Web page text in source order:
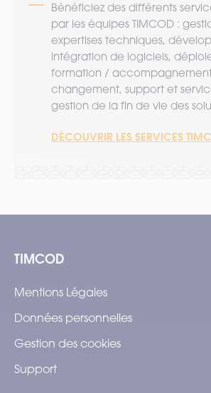
Bénéficiez des différents
par les équipes TIMCOD :
expertises techniques,
intégration de logiciels,
formation /
changement, support et
gestion de la fin de vie des
DÉCOUVRIR LES SERVICES
TIMCOD
Mentions Légales
Données personnelles
Gestion des cookies
Support